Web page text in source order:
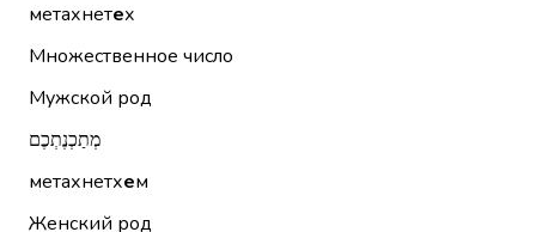
метахнетех
Множественное число
Мужской род
מְתַכְנֶתְכֶם
метахнетхем
Женский род